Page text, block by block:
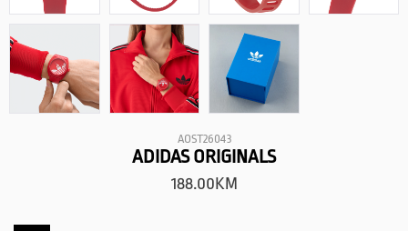
AOST26043
ADIDAS ORIGINALS
188.00KM